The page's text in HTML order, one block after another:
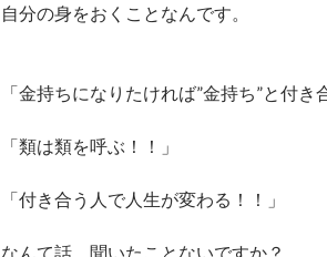
自分の身をおくことなんです。
「金持ちになりたければ”金持ち”と付き
「類は類を呼ぶ！！」
「付き合う人で人生が変わる！！」
なんて話、聞いたことないですか？